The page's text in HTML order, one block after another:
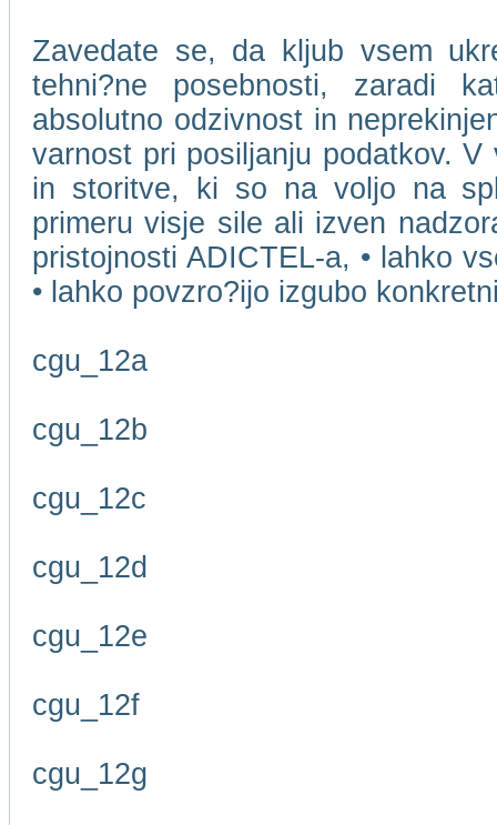
Zavedate se, da kljub vsem
tehni?ne posebnosti, zaradi
absolutno odzivnost in
varnost pri posiljanju podatkov.
in storitve, ki so na voljo na
primeru visje sile ali izven
pristojnosti ADICTEL-a, • lahko
• lahko povzro?ijo izgubo
cgu_12a
cgu_12b
cgu_12c
cgu_12d
cgu_12e
cgu_12f
cgu_12g